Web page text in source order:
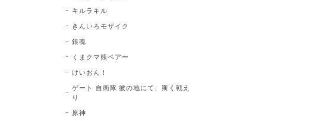
キルラキル
きんいろモザイク
銀魂
くまクマ熊ベアー
けいおん！
ゲート 自衛隊 彼の地にて、斯く戦え
り
原神